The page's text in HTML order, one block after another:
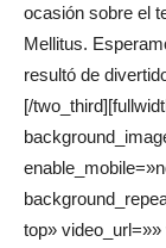
ocasión sobre el
Mellitus.
resultó de
[/
top»